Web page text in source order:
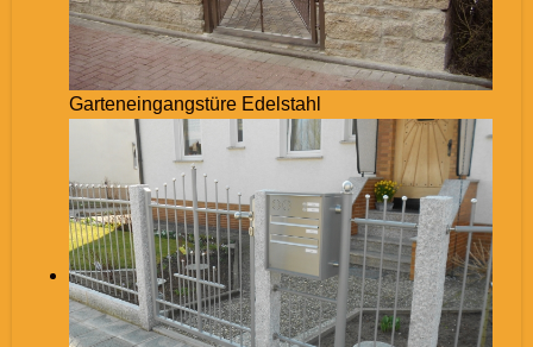
Garteneingangstüre Edelstahl